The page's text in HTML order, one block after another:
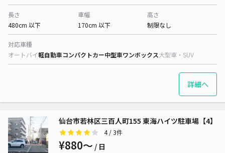
長さ
480cm 以下
車幅
170cm 以下
高さ
制限なし
対応車種
オートバイ軽自動車コンパクトカー中型車ワンボックス大型車・SUV
詳細へ
仙台市若林区三百人町155 東海ハイツ駐車場【4】
4/ 3件
¥880〜 / 日